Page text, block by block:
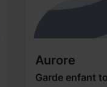
Aurore
Garde enfant